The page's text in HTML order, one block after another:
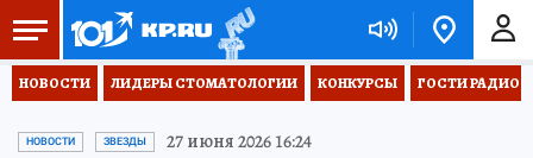
НОВОСТИ ЛИДЕРЫ СТОМАТОЛОГИИ КОНКУРСЫ ГОСТИ РАДИО
НОВОСТИ ЗВЕЗДЫ 27 июня 2026 16:24